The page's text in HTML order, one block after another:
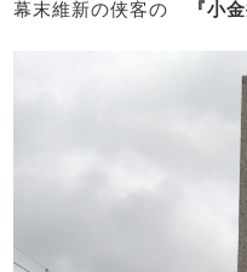
幕末維新の侠客の
『小